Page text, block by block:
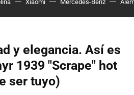
Xiaomi Mercedes-Benz
y elegancia. Así es
1939 "Scrape" hot
ser tuyo)